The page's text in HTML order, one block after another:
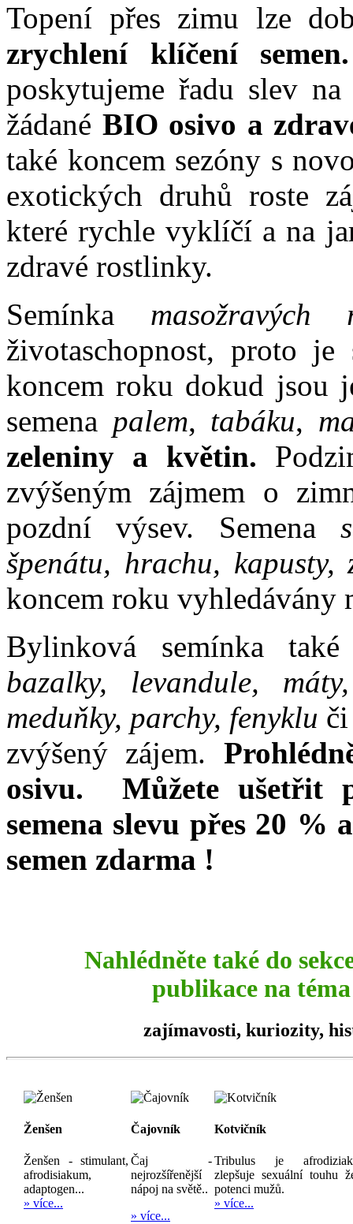
Topení přes zimu lze
zrychlení klíčení semen.
poskytujeme řadu slev
žádané BIO osivo a
také koncem sezóny s
exotických druhů roste
které rychle vyklíčí a na
zdravé rostlinky.
Semínka masožravých
životaschopnost, proto je
koncem roku dokud jsou
semena palem, tabáku,
zeleniny a květin.
zvýšeným zájmem o
pozdní výsev. Semena
špenátu, hrachu, kapusty,
koncem roku vyhledávány
Bylinková semínka
bazalky, levandule,
meduňky, parchy, fenyklu
zvýšený zájem.
osivu. Můžete ušetřit
semena slevu přes 20 %
semen zdarma !
Nahlédněte také do
publikace na
zajímavosti, kuriozity,
Ženšen
Ženšen - stimulant,
afrodisiakum,
adaptogen...
» více...
Čajovník
Čaj -
nejrozšířenější
nápoj na světě..
» více...
Kotvičník
Tribulus je
zlepšuje sexuální touhu
potenci mužů.
» více...